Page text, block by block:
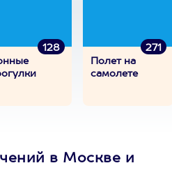
128
271
Полет на
самолете
в Москве и